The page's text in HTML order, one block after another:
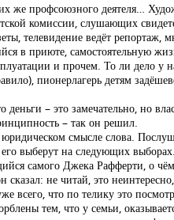
же профсоюзного деятеля…
комиссии, слушающих
телевидение ведёт
в приюте, самостоятельную
и прочем. То ли дело у
пионерлагерь детям
деньги – это замечательно, но
– так он решил.
юридическом смысле слова.
выберут на следующих
самого Джека Рафферти, о
сказал: не читай, это
всего, что по телику это
тем, что у семьи,